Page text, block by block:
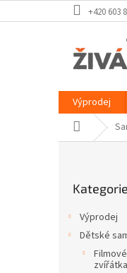
na
+420 603
Výprodej
Domů
kategorie
Kategorie
Výprodej
Dětské
zvířátka